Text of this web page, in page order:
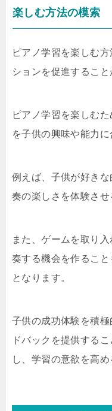
楽しむ方法の模索
ピアノ学習を楽しむ
ションを促進すること
ピアノ学習を楽しむ
を子供の興味や能力に
例えば、子供が好き
奏の楽しさを体験させ
また、ゲームを取り
奏する機会を作るこ
となります。
子供の成功体験を積
ドバックを提供する
し、学習の意欲を高め